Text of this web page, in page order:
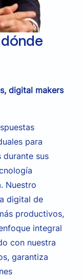
digital makers
para
sus
Nuestro
digital de
productivos,
integral
con nuestra
garantiza